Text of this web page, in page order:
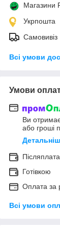
Магазини
Укрпошта
Самовивіз
Всі умови
Умови
Ви
або гроші
Післяплата
Готівкою
Оплата за
Всі умови